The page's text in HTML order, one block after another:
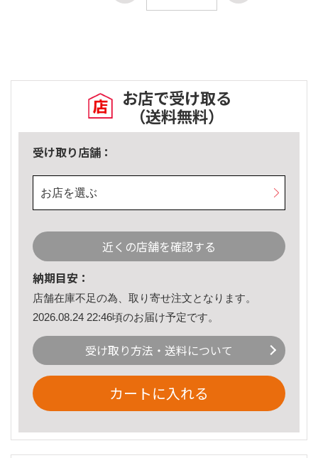
お店で受け取る
（送料無料）
受け取り店舗：
お店を選ぶ
近くの店舗を確認する
納期目安：
店舗在庫不足の為、取り寄せ注文となります。
2026.08.24 22:46頃のお届け予定です。
受け取り方法・送料について
カートに入れる